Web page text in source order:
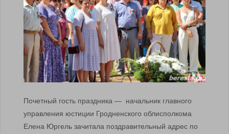
Почетный гость праздника — начальник главного
управления юстиции Гродненского облисполкома
Елена Юргель зачитала поздравительный адрес по